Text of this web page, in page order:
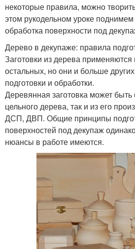
некоторые правила, можно
этом рукодельном уроке поднимем
обработка поверхности под
Дерево в декупаже: правила
Заготовки из дерева
остальных, но они и больше
подготовки и обработки.
Деревянная заготовка может быть
цельного дерева, так и из его
ДСП, ДВП. Общие принципы
поверхностей под декупаж
нюансы в работе имеются.